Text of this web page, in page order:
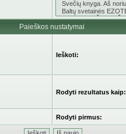
Paieškos nustatymai
Ieškoti:
Rodyti rezultatus kaip:
Rodyti pirmus: